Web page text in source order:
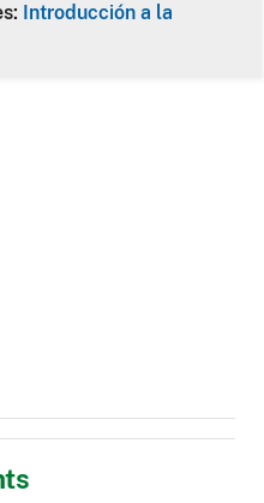
Introducción a la